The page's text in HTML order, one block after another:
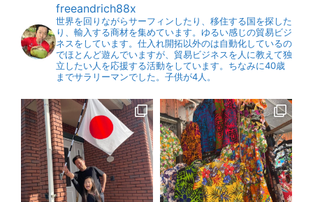
freeandrich88x
世界を回りながらサーフィンしたり、移住する国を探した
り、輸入する商材を集めています。ゆるい感じの貿易ビジ
ネスをしています。仕入れ開拓以外のは自動化しているの
でほとんど遊んでいますが、貿易ビジネスを人に教えて独
立したい人を応援する活動をしています。ちなみに40歳
までサラリーマンでした。子供が4人。